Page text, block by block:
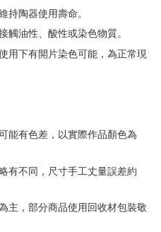
持陶器使用壽命。
觸油性、酸性或染色物質。
用下有開片染色可能，為正常現
能有色差，以實際作品顏色為
有不同，尺寸手工丈量誤差約
主，部分商品使用回收材包裝敬